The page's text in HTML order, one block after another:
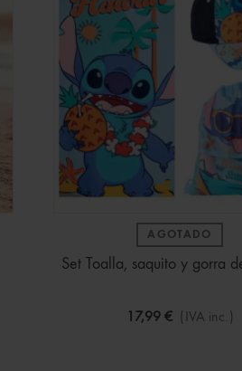
AGOTADO
Set Toalla, saquito y gorra
17,99 € (IVA inc.)